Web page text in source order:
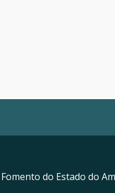
AFEAM
do Estado do